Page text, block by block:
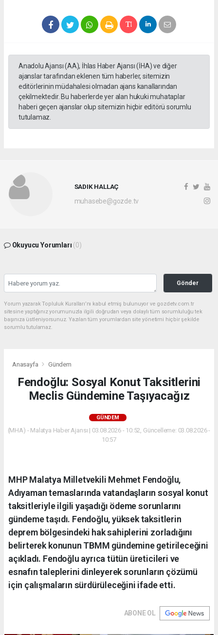
Anadolu Ajansı (AA), İhlas Haber Ajansı (İHA) ve diğer
ajanslar tarafından eklenen tüm haberler, sitemizin
editörlerinin müdahalesi olmadan ajans kanallarından
çekilmektedir. Bu haberlerde yer alan hukuki muhataplar
haberi geçen ajanslar olup sitemizin hiçbir editörü sorumlu
tutulamaz.
SADIK HALLAÇ
muhasebe@gozde.tv
Okuyucu Yorumları (0)
Gönder
Yorum yazarak Topluluk Kuralları’nı kabul etmiş bulunuyor ve gozdetv.com.tr
sitesine yaptığınız yorumunuzla ilgili doğrudan veya dolaylı tüm sorumluluğu tek
başınıza üstleniyorsunuz. Yazılan tüm yorumlardan site yönetimi hiçbir şekilde
sorumlu tutulamaz.
Anasayfa Gündem
Fendoğlu: Sosyal Konut Taksitlerini
Meclis Gündemine Taşıyacağız
GÜNDEM
(MHA) - Malatya Haber Ajansı | 03.08.2026 - 10:52, Güncelleme: 03.08.2026 -
10:57
MHP Malatya Milletvekili Mehmet Fendoğlu,
Adıyaman temaslarında vatandaşların sosyal konut
taksitleriyle ilgili yaşadığı ödeme sorunlarını
gündeme taşıdı. Fendoğlu, yüksek taksitlerin
deprem bölgesindeki hak sahiplerini zorladığını
belirterek konunun TBMM gündemine getirileceğini
açıkladı. Fendoğlu ayrıca tütün üreticileri ve
esnafın taleplerini dinleyerek sorunların çözümü
için çalışmaların sürdürüleceğini ifade etti.
ABONE OL